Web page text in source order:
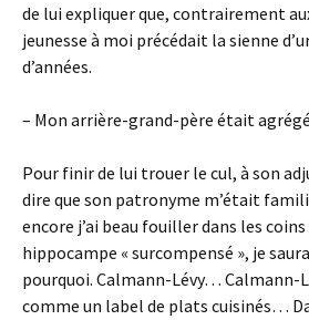
de lui expliquer que, contrairement
jeunesse à moi précédait la sienne
d’années.
– Mon arrière-grand-père était
Pour finir de lui trouer le cul, à son
dire que son patronyme m’était
encore j’ai beau fouiller dans les
hippocampe « surcompensé », je
pourquoi. Calmann-Lévy… Calmann-
comme un label de plats cuisinés…